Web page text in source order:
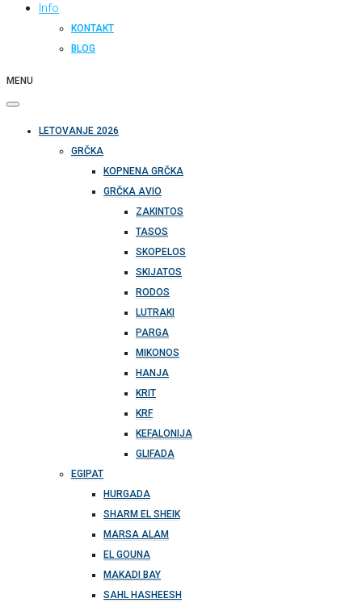
Info
KONTAKT
BLOG
MENU
LETOVANJE 2026
GRČKA
KOPNENA GRČKA
GRČKA AVIO
ZAKINTOS
TASOS
SKOPELOS
SKIJATOS
RODOS
LUTRAKI
PARGA
MIKONOS
HANJA
KRIT
KRF
KEFALONIJA
GLIFADA
EGIPAT
HURGADA
SHARM EL SHEIK
MARSA ALAM
EL GOUNA
MAKADI BAY
SAHL HASHEESH